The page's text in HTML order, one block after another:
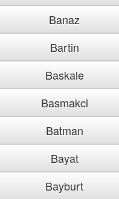
Banaz
Bartin
Baskale
Basmakci
Batman
Bayat
Bayburt